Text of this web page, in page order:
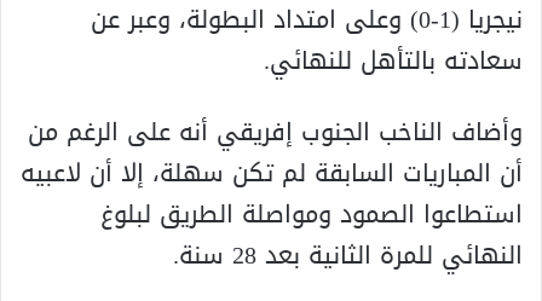
نيجريا (1-0) وعلى امتداد البطولة، وعبر عن
سعادته بالتأهل للنهائي.
وأضاف الناخب الجنوب إفريقي أنه على الرغم من
أن المباريات السابقة لم تكن سهلة، إلا أن لاعبيه
استطاعوا الصمود ومواصلة الطريق لبلوغ
النهائي للمرة الثانية بعد 28 سنة.